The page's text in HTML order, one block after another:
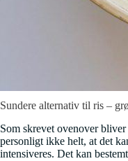
Sundere alternativ til ris –
Som skrevet ovenover
personligt ikke helt, at det
intensiveres. Det kan